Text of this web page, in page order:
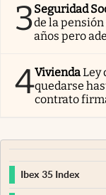
3Seguridad
de la
años pero
4ViviendaLey
quedarse
contrato
Ibex 35 Index